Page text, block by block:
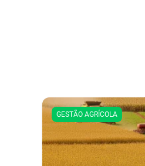
GESTÃO AGRÍCOLA